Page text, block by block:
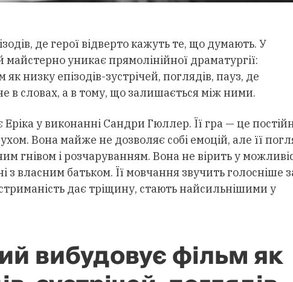
де герої відверто кажуть те, що думають. У
майстерно уникає прямолінійної драматургії:
як низку епізодів-зустрічей, поглядів, пауз, де
в словах, а в тому, що залишається між ними.
у виконанні Сандри Гюллер. Її гра — це
Вона майже не дозволяє собі емоцій, але її
гнівом і розчаруванням. Вона не вірить у
з власним батьком. Її мовчання звучить голосніше
дає тріщину, стають найсильнішими у
вибудовує фільм як